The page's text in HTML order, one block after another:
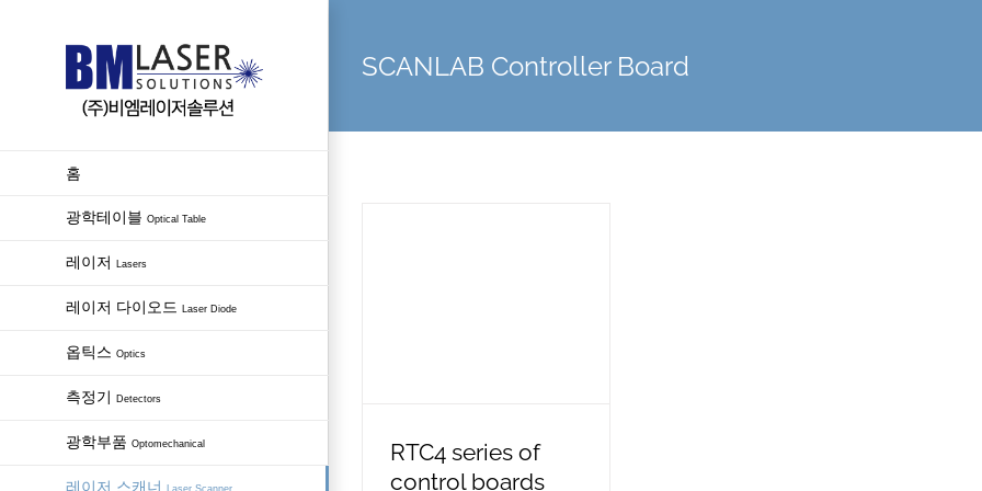
홈
광학테이블 Optical Table
레이저 Lasers
레이저 다이오드 Laser Diode
옵틱스 Optics
측정기 Detectors
광학부품 Optomechanical
레이저 스캐너 Laser Scanner
SCANLAB Controller Board
RTC4 series of
control boards